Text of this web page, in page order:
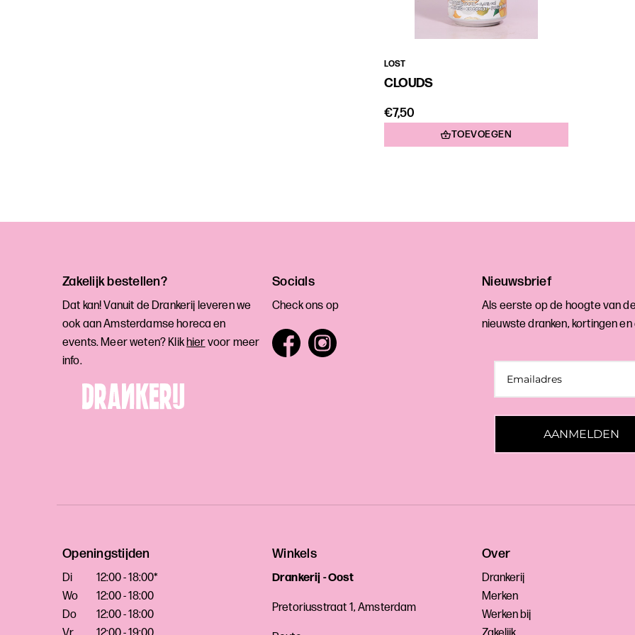
LOST
CLOUDS
€7,50
TOEVOEGEN
Zakelijk bestellen?
Dat kan! Vanuit de Drankerij leveren we
ook aan Amsterdamse horeca en
events. Meer weten? Klik hier voor meer
info.
Socials
Check ons op
Nieuwsbrief
Als eerste op de hoogte van
nieuwste dranken, kortingen
AANMELDEN
Openingstijden
Di
12:00 - 18:00*
Wo
12:00 - 18:00
Do
12:00 - 18:00
Winkels
Drankerij - Oost
Pretoriusstraat 1, Amsterdam
Over
Drankerij
Merken
Werken bij